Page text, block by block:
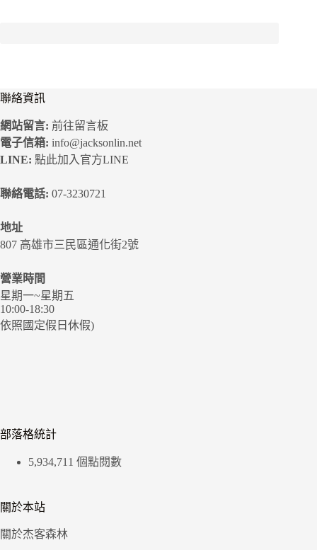
聯絡資訊
網站留言: 前往留言板
電子信箱: info@jacksonlin.net
LINE: 點此加入官方LINE
聯絡電話: 07-3230721
地址
807 高雄市三民區通化街2號
營業時間
星期一~星期五
10:00-18:30
依照國定假日休假)
部落格統計
5,934,711 個點閱數
關於本站
關於杰客森林